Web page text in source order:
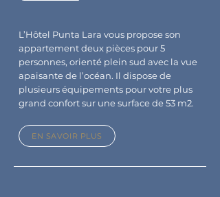
L’Hôtel Punta Lara vous propose son
appartement deux pièces pour 5
personnes, orienté plein sud avec la vue
apaisante de l’océan. Il dispose de
plusieurs équipements pour votre plus
grand confort sur une surface de 53 m2.
EN SAVOIR PLUS